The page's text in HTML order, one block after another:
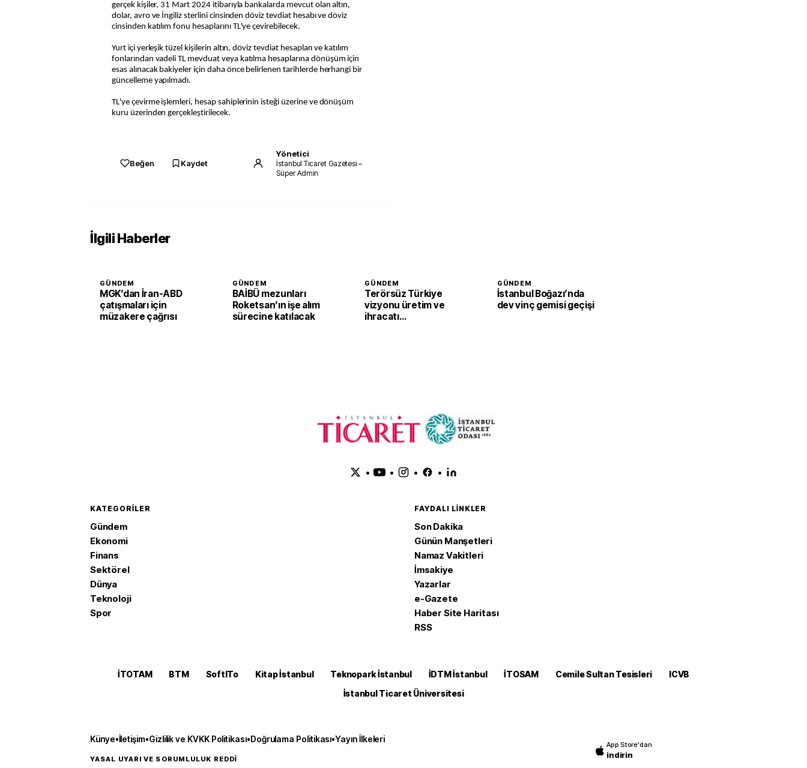
gerçek kişiler, 31 Mart 2024 itibarıyla bankalarda mevcut olan altın,
dolar, avro ve İngiliz sterlini cinsinden döviz tevdiat hesabı ve döviz
cinsinden katılım fonu hesaplarını TL'ye çevirebilecek.
Yurt içi yerleşik tüzel kişilerin altın, döviz tevdiat hesapları ve katılım
fonlarından vadeli TL mevduat veya katılma hesaplarına dönüşüm için
esas alınacak bakiyeler için daha önce belirlenen tarihlerde herhangi bir
güncelleme yapılmadı.
TL'ye çevirme işlemleri, hesap sahiplerinin isteği üzerine ve dönüşüm
kuru üzerinden gerçekleştirilecek.
Beğen Kaydet
Yönetici
İstanbul Ticaret Gazetesi –
Süper Admin
İlgili Haberler
GÜNDEM
MGK’dan İran-ABD
çatışmaları için
müzakere çağrısı
GÜNDEM
BAİBÜ mezunları
Roketsan’ın işe alım
sürecine katılacak
GÜNDEM
Terörsüz Türkiye
vizyonu üretim ve
ihracatı
GÜNDEM
İstanbul Boğazı’nda
dev vinç gemisi geçişi
• • • •
KATEGORILER
Gündem
Ekonomi
Finans
Sektörel
Dünya
Teknoloji
Spor
FAYDALI LINKLER
Son Dakika
Günün Manşetleri
Namaz Vakitleri
İmsakiye
Yazarlar
e-Gazete
Haber Site Haritası
RSS
İTOTAM BTM SoftITo Kitap İstanbul Teknopark İstanbul İDTM İstanbul İTOSAM Cemile Sultan Tesisleri
ICVB
İstanbul Ticaret Üniversitesi
Künye•İletişim•Gizlilik ve KVKK Politikası•Doğrulama Politikası•Yayın İlkeleri
YASAL UYARI VE SORUMLULUK REDDİ
App Store'dan
indirin